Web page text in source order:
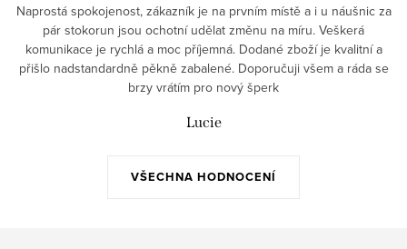
VŠECHNA HODNOCENÍ
Naprostá spokojenost, zákazník je na prvním místě a i u náušnic za
pár stokorun jsou ochotní udělat změnu na míru. Veškerá
komunikace je rychlá a moc příjemná. Dodané zboží je kvalitní a
přišlo nadstandardně pěkně zabalené. Doporučuji všem a ráda se
brzy vrátím pro nový šperk
Lucie